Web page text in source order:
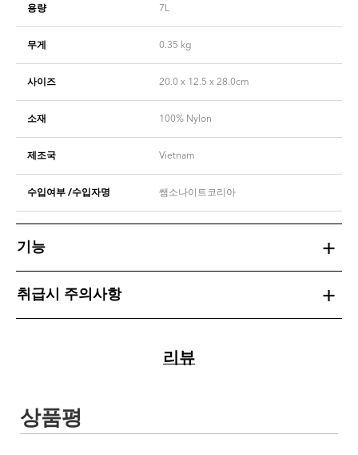
용량 7L
무게 0.35 kg
사이즈 20.0 x 12.5 x 28.0cm
소재 100% Nylon
제조국 Vietnam
수입여부 /수입자명 쌤소나이트코리아
기능
취급시 주의사항
리뷰